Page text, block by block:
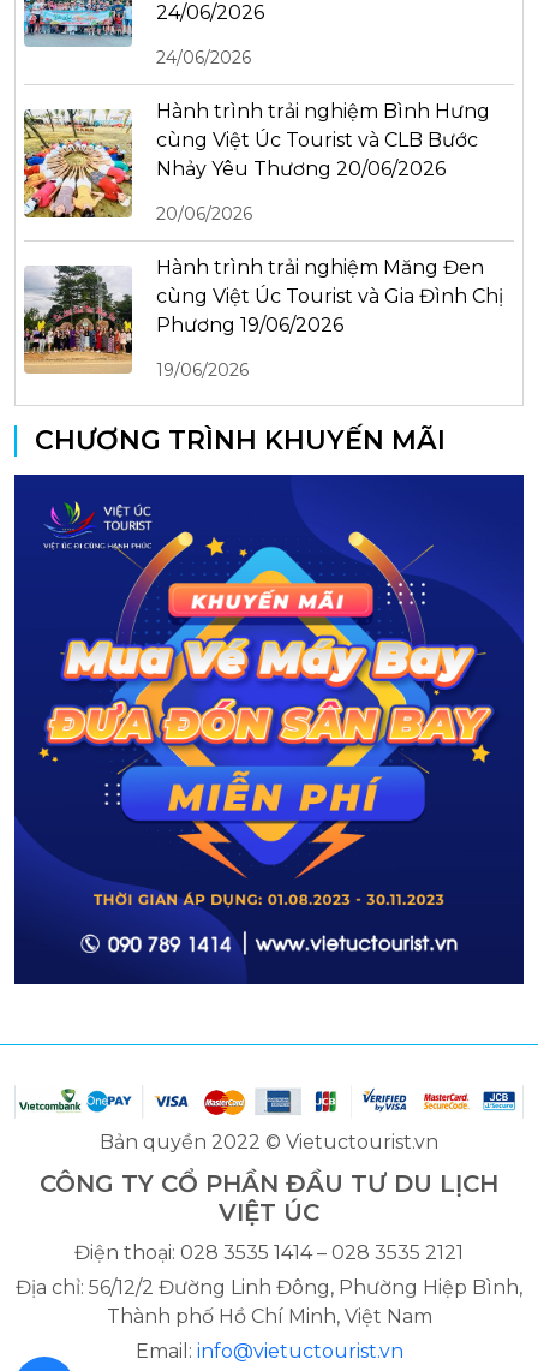
24/06/2026
24/06/2026
Hành trình trải nghiệm Bình Hưng
cùng Việt Úc Tourist và CLB Bước
Nhảy Yêu Thương 20/06/2026
20/06/2026
Hành trình trải nghiệm Măng Đen
cùng Việt Úc Tourist và Gia Đình Chị
Phương 19/06/2026
19/06/2026
CHƯƠNG TRÌNH KHUYẾN MÃI
Bản quyền 2022 © Vietuctourist.vn
CÔNG TY CỔ PHẦN ĐẦU TƯ DU LỊCH
VIỆT ÚC
Điện thoại: 028 3535 1414 – 028 3535 2121
Địa chỉ: 56/12/2 Đường Linh Đông, Phường Hiệp Bình,
Thành phố Hồ Chí Minh, Việt Nam
Email: info@vietuctourist.vn